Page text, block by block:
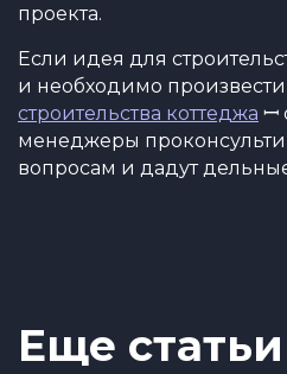
проекта.
Если идея для
и необходимо произвести
строительства коттеджа ꟷ
менеджеры
вопросам и дадут
Еще статьи